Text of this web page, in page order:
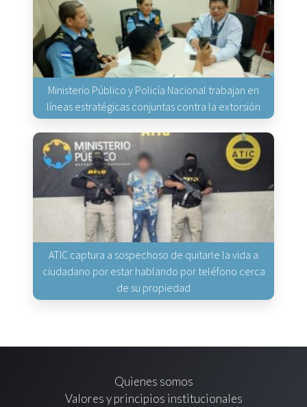
Ministerio Público y Policía Nacional trabajan en
líneas estratégicas conjuntas contra la extorsión
ATIC captura a sospechoso de quitarle la vida a
ciudadano por estar hablando por teléfono cerca
de su propiedad
Quienes somos
Valores y principios institucionales